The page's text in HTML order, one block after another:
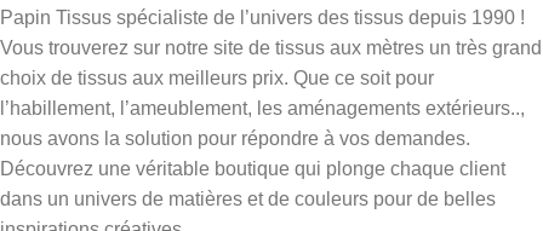
Papin Tissus spécialiste de l’univers des tissus depuis 1990 !
Vous trouverez sur notre site de tissus aux mètres un très grand
choix de tissus aux meilleurs prix. Que ce soit pour
l’habillement, l’ameublement, les aménagements extérieurs..,
nous avons la solution pour répondre à vos demandes.
Découvrez une véritable boutique qui plonge chaque client
dans un univers de matières et de couleurs pour de belles